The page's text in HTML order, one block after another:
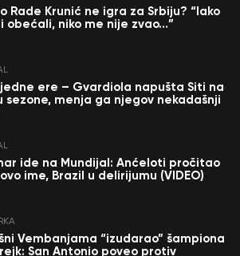
Rade Krunić ne igra za Srbiju? “Iako
obećali, niko me nije zvao…”
ere – Gvardiola napušta Siti na
sezone, menja ga njegov nekadašnji
ide na Mundijal: Anćeloti pročitao
ime, Brazil u delirijumu (VIDEO)
Vembanjama “izudarao” šampiona
San Antonio poveo protiv